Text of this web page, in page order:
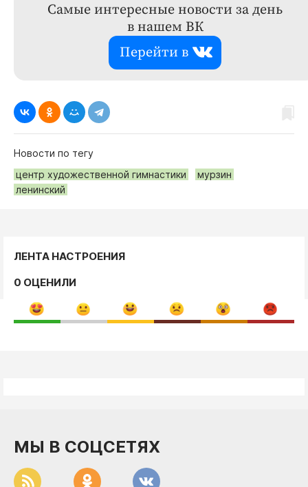
Самые интересные новости за день
в нашем ВК
Перейти в
Новости по тегу
центр художественной гимнастики
мурзин
ленинский
ЛЕНТА НАСТРОЕНИЯ
0 ОЦЕНИЛИ
МЫ В СОЦСЕТЯХ